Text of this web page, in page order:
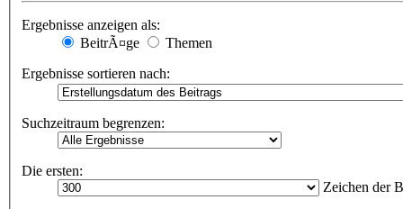
Ergebnisse anzeigen als:
BeitrÃ¤ge
Themen
Ergebnisse sortieren nach:
Suchzeitraum begrenzen:
Die ersten:
Zeichen der